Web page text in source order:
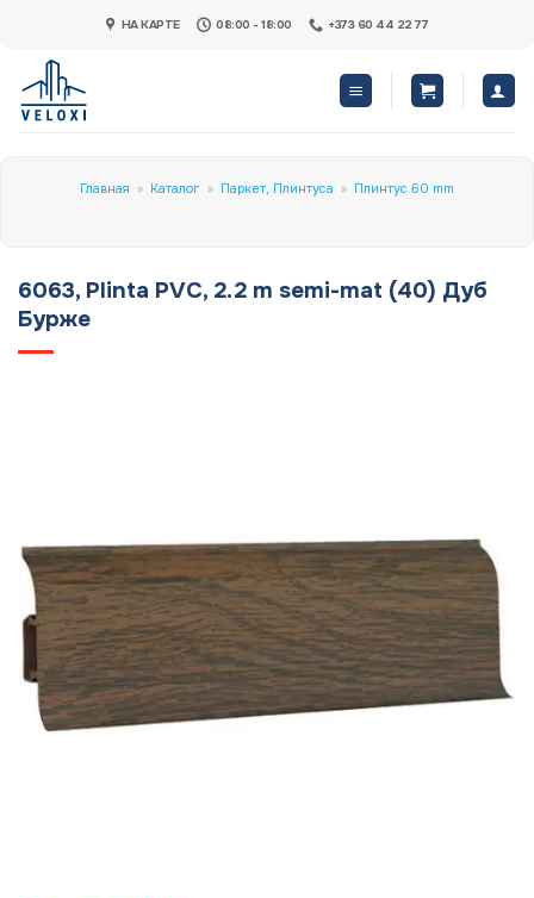
content
НА КАРТЕ 08:00 - 18:00 +373 60 44 22 77
Главная » Каталог » Паркет, Плинтуса » Плинтус 60 mm
6063, Plinta PVC, 2.2 m semi-mat (40) Дуб
Бурже